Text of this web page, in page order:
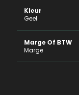
Kleur
Geel
Marge Of BTW
Marge